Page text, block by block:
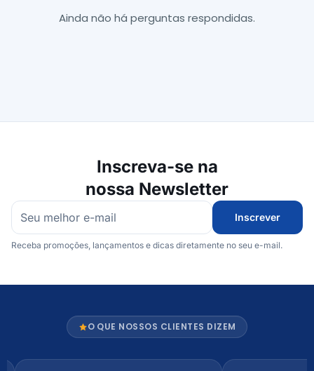
Ainda não há perguntas respondidas.
Inscreva-se na
nossa Newsletter
Inscrever
Receba promoções, lançamentos e dicas diretamente no seu e-mail.
O QUE NOSSOS CLIENTES DIZEM